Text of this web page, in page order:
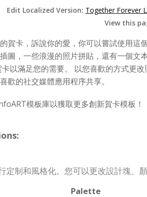
Edit Localized Version: Together Forever
View this
賀卡，訴說你的愛，你可以嘗試使用
圖，一些浪漫的照片拼貼，還有一個文
以滿足您的需要。 以您喜歡的方式更
歡的社交媒體應用程序共享。
模板庫以獲取更多創新賀卡模板！
定制和風格化。您可以更改設計塊、
Palette